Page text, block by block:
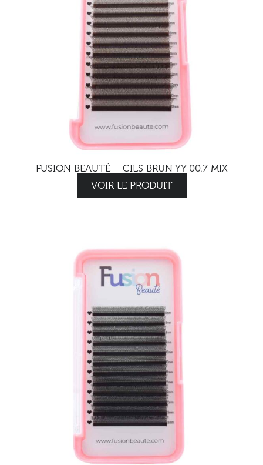
FUSION BEAUTÉ – CILS BRUN YY 00.7 MIX
VOIR LE PRODUIT